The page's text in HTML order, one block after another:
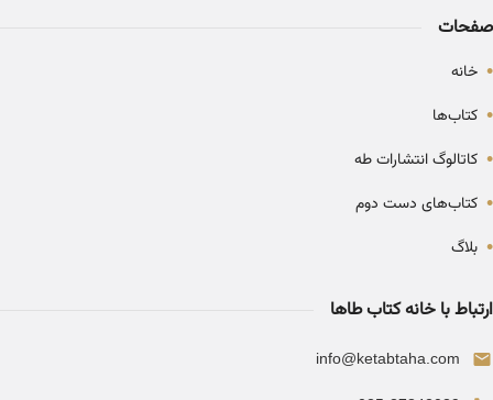
صفحات
• خانه
• کتاب‌ها
• کاتالوگ انتشارات طه
• کتاب‌های دست دوم
• بلاگ
ارتباط با خانه کتاب طاها
info@ketabtaha.com